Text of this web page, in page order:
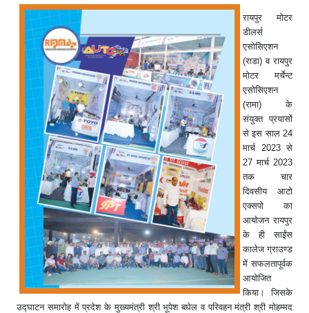
रायपुर मोटर
डीलर्स
एसोसिएशन
(राडा) व रायपुर
मोटर मर्चेन्ट
एसोसिएशन
(रामा) के
संयुक्त प्रयासों
से इस साल 24
मार्च 2023 से
27 मार्च 2023
तक चार
दिवसीय आटो
एक्सपो का
आयोजन रायपुर
के ही साईंस
कालेज ग्राउण्ड
में सफलतापूर्वक
आयोजित
किया। जिसके
उद्घाटन समारोह में प्रदेश के मुख्यमंत्री श्री भूपेश बघेल व परिवहन मंत्री श्री मोहम्मद